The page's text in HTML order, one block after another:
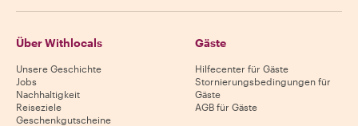
Über Withlocals
Unsere Geschichte
Jobs
Nachhaltigkeit
Reiseziele
Geschenkgutscheine
Gäste
Hilfecenter für Gäste
Stornierungsbedingungen für
Gäste
AGB für Gäste